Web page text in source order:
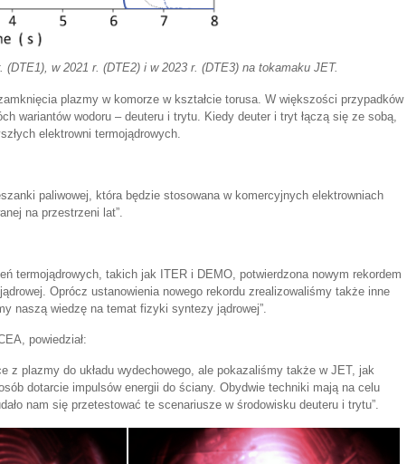
w 2021 r. (DTE2) i w 2023 r. (DTE3) na tokamaku JET.
plazmy w komorze w kształcie torusa. W większości przypadków
wariantów wodoru – deuteru i trytu. Kiedy deuter i tryt łączą się ze sobą,
elektrowni termojądrowych.
paliwowej, która będzie stosowana w komercyjnych elektrowniach
na przestrzeni lat”.
termojądrowych, takich jak ITER i DEMO, potwierdzona nowym rekordem
Oprócz ustanowienia nowego rekordu zrealizowaliśmy także inne
naszą wiedzę na temat fizyki syntezy jądrowej”.
powiedział:
z plazmy do układu wydechowego, ale pokazaliśmy także w JET, jak
dotarcie impulsów energii do ściany. Obydwie techniki mają na celu
nam się przetestować te scenariusze w środowisku deuteru i trytu”.